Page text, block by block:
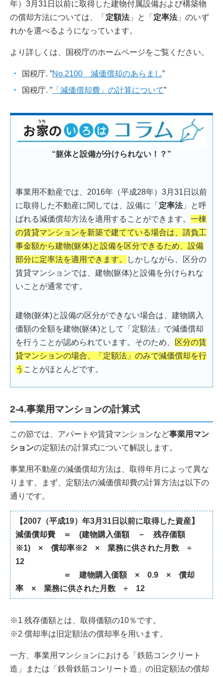
年）3月31日以前に取得した建物付属設備および構築物
の償却方法については、「 定額法」と「 定率法」のいず
れかを選べるようになっています。
より詳しくは、国税庁のホームページをご覧ください。
国税庁. ”No.2100 減価償却のあらまし”
国税庁. ” 「減価償却費」の計算について”
“躯体と設備が分けられない！？”
事業用不動産では、2016年（平成28年）3月31日以前
に取得した不動産に関しては、設備に「 定率法」と呼
ばれる減価償却方法を適用することができます。 一棟
の賃貸マンションを新築で建てている場合は、請負工
事金額から建物(躯体)と設備を区分できるため、設備
部分に定率法を適用できます。
しかしながら、区分の
賃貸マンションでは、建物(躯体)と設備を分けられな
いことが通常です。
建物(躯体)と設備の区分ができない場合は、建物購入
価額の全額を建物(躯体)として「定額法」で減価償却
を行うことが認められています。そのため、
区分の賃
貸マンションの場合、「定額法」のみで減価償却を行
う ことがほとんどです。
2-4.事業用マンションの計算式
この節では、アパートや賃貸マンションなど事業用マン
ションの定額法の計算式について解説します。
事業用不動産の減価償却方法は、取得年月によって異な
ります。まず、定額法の減価償却費の計算方法は以下の
通りです。
【2007（平成19）年3月31日以前に取得した資産】
減価償却費 ＝ (建物購入価額 － 残存価額
※1) × 償却率※2 × 業務に供された月数 ÷
12
＝ 建物購入価額 × 0.9 × 償却
率 × 業務に供された月数 ÷ 12
※1 残存価額とは、取得価額の10％です。
※2 償却率は旧定額法の償却率を用います。
一方、事業用マンションにおける「鉄筋コンクリート
造」または「鉄骨鉄筋コンリート造」の旧定額法の償却